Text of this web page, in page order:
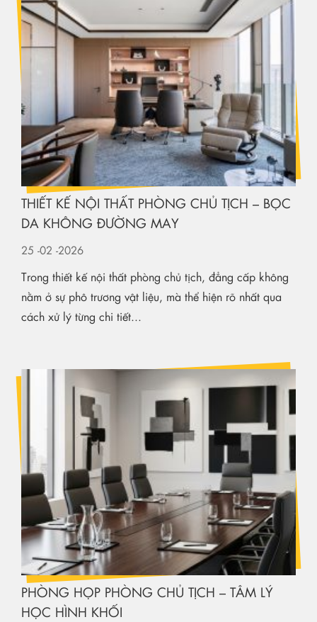
THIẾT KẾ NỘI THẤT PHÒNG CHỦ TỊCH – BỌC
DA KHÔNG ĐƯỜNG MAY
25 -02 -2026
Trong thiết kế nội thất phòng chủ tịch, đẳng cấp không
nằm ở sự phô trương vật liệu, mà thể hiện rõ nhất qua
cách xử lý từng chi tiết...
PHÒNG HỌP PHÒNG CHỦ TỊCH – TÂM LÝ
HỌC HÌNH KHỐI